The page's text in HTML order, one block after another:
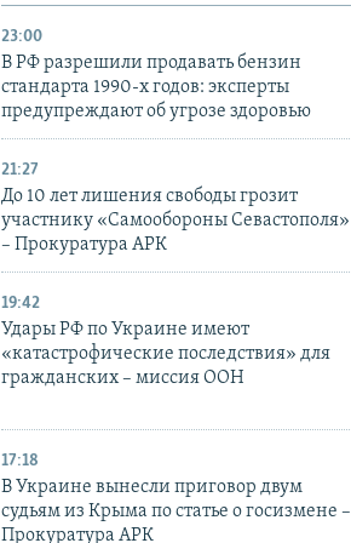
23:00
В РФ разрешили продавать бензин
стандарта 1990-х годов: эксперты
предупреждают об угрозе здоровью
21:27
До 10 лет лишения свободы грозит
участнику «Самообороны Севастополя»
– Прокуратура АРК
19:42
Удары РФ по Украине имеют
«катастрофические последствия» для
гражданских – миссия ООН
17:18
В Украине вынесли приговор двум
судьям из Крыма по статье о госизмене –
Прокуратура АРК